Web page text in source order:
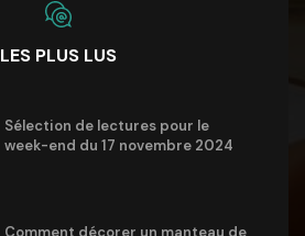
LES PLUS LUS
Sélection de lectures pour le
week-end du 17 novembre 2024
Comment décorer un manteau de